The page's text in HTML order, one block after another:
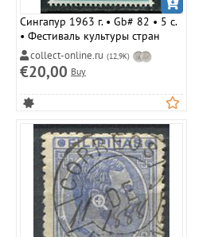
Сингапур 1963 г. • Gb# 82 • 5 c.
• Фестиваль культуры стран
юго-восточной Азии • танцы •
MLH OG VF
collect-online.ru (12,9K)
€20,00 Buy